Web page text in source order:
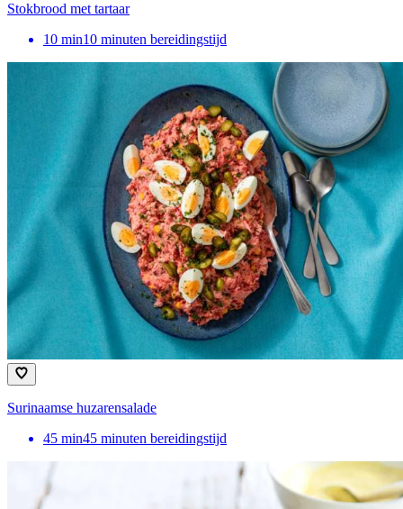
Stokbrood met tartaar
10 min10 minuten bereidingstijd
Surinaamse huzarensalade
45 min45 minuten bereidingstijd